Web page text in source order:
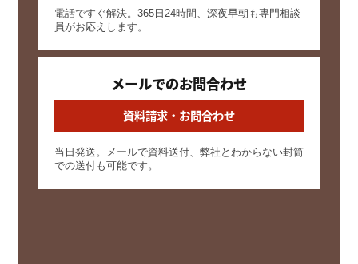
電話ですぐ解決。365日24時間、深夜早朝も専門相談
員がお応えします。
メールでのお問合わせ
資料請求・お問合わせ
当日発送。メールで資料送付、弊社とわからない封筒
での送付も可能です。